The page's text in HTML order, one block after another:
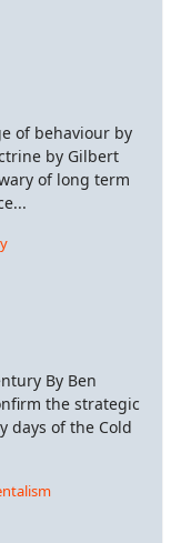
of behaviour by
by Gilbert
of long term
By Ben
the strategic
days of the Cold